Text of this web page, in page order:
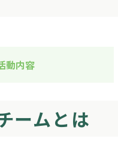
動内容
ームとは